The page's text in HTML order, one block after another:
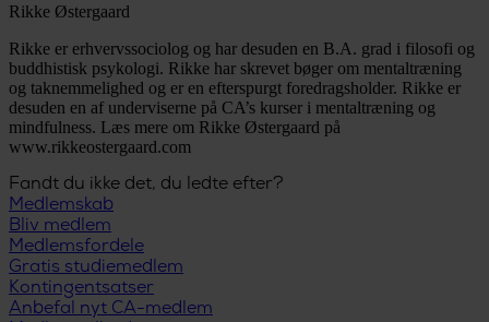
Rikke Østergaard
Rikke er erhvervssociolog og har desuden en B.A. grad i filosofi og
buddhistisk psykologi. Rikke har skrevet bøger om mentaltræning
og taknemmelighed og er en efterspurgt foredragsholder. Rikke er
desuden en af underviserne på CA’s kurser i mentaltræning og
mindfulness. Læs mere om Rikke Østergaard på
www.rikkeostergaard.com
Fandt du ikke det, du ledte efter?
Medlemskab
Bliv medlem
Medlemsfordele
Gratis studiemedlem
Kontingentsatser
Anbefal nyt CA-medlem